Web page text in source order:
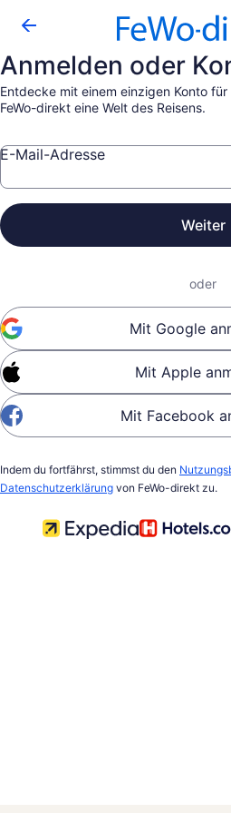
Anmelden oder
Entdecke mit einem einzigen Konto
FeWo-direkt eine Welt des Reisens.
E-Mail-Adresse
Weiter
oder
Mit Google
Mit Apple
Mit Facebook
Indem du fortfährst, stimmst du den
Datenschutzerklärung von FeWo-direkt zu.